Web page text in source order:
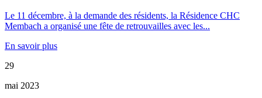
Le 11 décembre, à la demande des résidents, la Résidence CHC
Membach a organisé une fête de retrouvailles avec les...
En savoir plus
29
mai 2023